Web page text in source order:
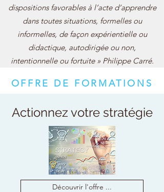
dispositions favorables à l’acte d’apprendre
dans toutes situations, formelles ou
informelles, de façon expérientielle ou
didactique, autodirigée ou non,
intentionnelle ou fortuite » Philippe Carré.
OFFRE DE FORMATIONS
Actionnez votre stratégie
Découvrir l'offre ...